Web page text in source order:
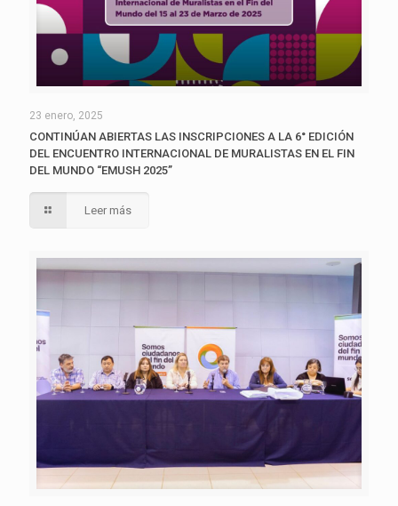
23 enero, 2025
CONTINÚAN ABIERTAS LAS INSCRIPCIONES A LA 6° EDICIÓN
DEL ENCUENTRO INTERNACIONAL DE MURALISTAS EN EL FIN
DEL MUNDO “EMUSH 2025”
Leer más